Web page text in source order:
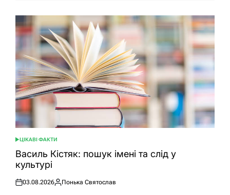
ОПУБЛІКУВАТИ
У
ЦІКАВІ ФАКТИ
Василь Кістяк: пошук імені та слід у
культурі
Оприлюднено
03.08.2026
Опубліковано
Понька Святослав